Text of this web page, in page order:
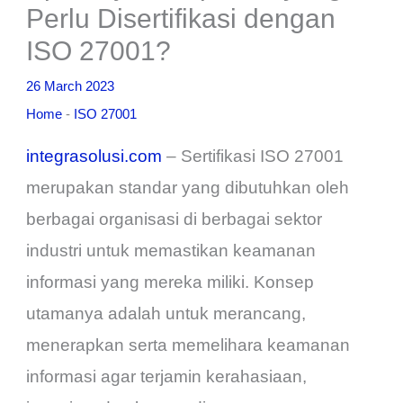
Perlu Disertifikasi dengan
ISO 27001?
26 March 2023
Home - ISO 27001
integrasolusi.com – Sertifikasi ISO 27001
merupakan standar yang dibutuhkan oleh
berbagai organisasi di berbagai sektor
industri untuk memastikan keamanan
informasi yang mereka miliki. Konsep
utamanya adalah untuk merancang,
menerapkan serta memelihara keamanan
informasi agar terjamin kerahasiaan,